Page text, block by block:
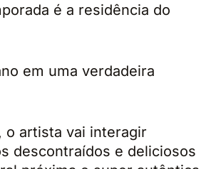
é a residência do
em uma verdadeira
o artista vai interagir
descontraídos e deliciosos